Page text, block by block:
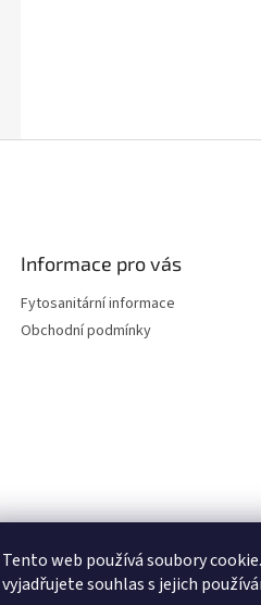
Tento web používá soubory
vyjadřujete souhlas s jejich
Informace pro vás
Fytosanitární informace
Obchodní podmínky